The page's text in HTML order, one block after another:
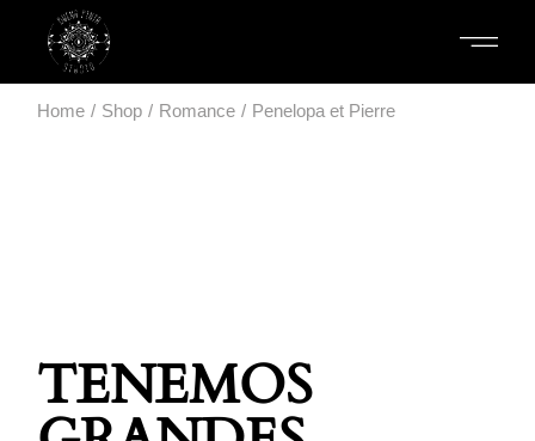
Home Shop Romance Penelopa et Pierre
TENEMOS